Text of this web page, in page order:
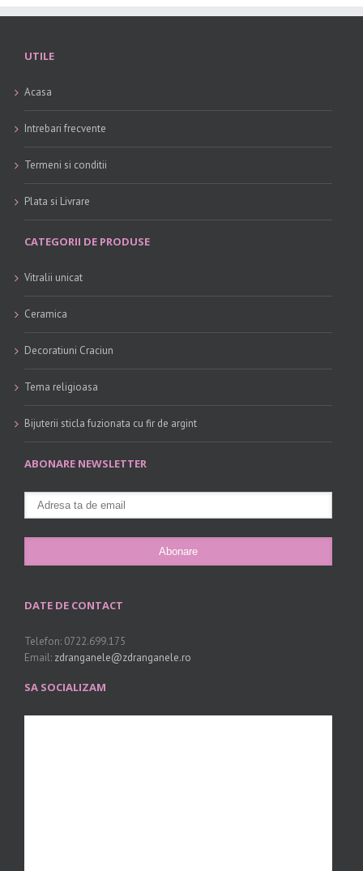
UTILE
Acasa
Intrebari frecvente
Termeni si conditii
Plata si Livrare
CATEGORII DE PRODUSE
Vitralii unicat
Ceramica
Decoratiuni Craciun
Tema religioasa
Bijuterii sticla fuzionata cu fir de argint
ABONARE NEWSLETTER
DATE DE CONTACT
Telefon: 0722.699.175
Email: zdranganele@zdranganele.ro
SA SOCIALIZAM